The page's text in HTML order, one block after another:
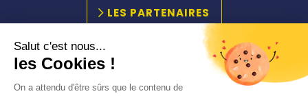
Salut c'est nous...
les Cookies !
On a attendu d'être sûrs que le contenu de
LES PARTENAIRES
PLAN DU SITE
MARCHÉS PUBLICS